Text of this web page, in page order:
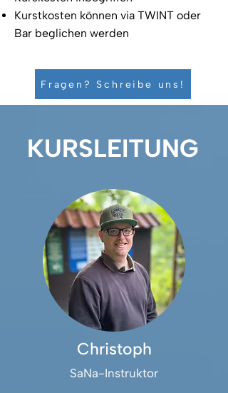
Kurstkosten können via TWINT oder
Bar beglichen werden
Fragen? Schreibe uns!
KURSLEITUNG
Christoph
SaNa-Instruktor